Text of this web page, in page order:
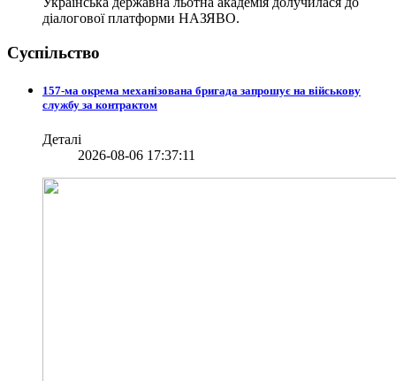
діалогової платформи НАЗЯВО.
Суспільство
157-ма окрема механізована бригада запрошує на військову
службу за контрактом
Деталі
2026-08-06 17:37:11